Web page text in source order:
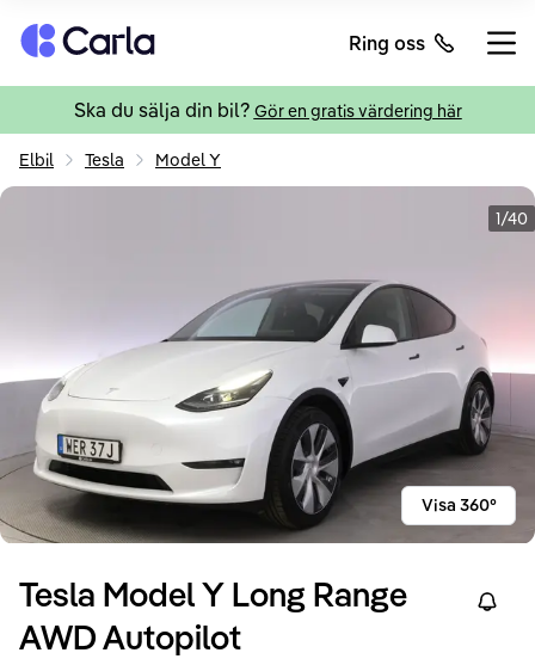
Tillbaka till startsidan Ring oss
Ska du sälja din bil? Gör en gratis värdering här
Elbil Tesla Model Y
1/40
Visa 360°
Tesla Model Y Long Range
AWD Autopilot
Right